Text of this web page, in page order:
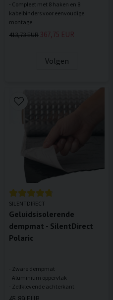
- Compleet met 8 haken en 8
kabelbinders voor eenvoudige
413,73 EUR 367,75 EUR
Volgen
SILENTDIRECT
Geluidsisolerende
dempmat - SilentDirect
Polaric
- Zware dempmat
- Aluminium oppervlak